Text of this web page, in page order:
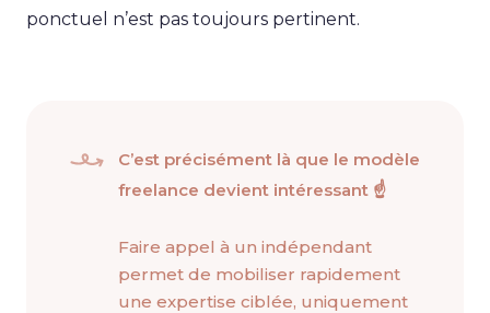
ponctuel n’est pas toujours pertinent.
C’est précisément là que le modèle
freelance devient intéressant ☝️
Faire appel à un indépendant
permet de mobiliser rapidement
une expertise ciblée, uniquement